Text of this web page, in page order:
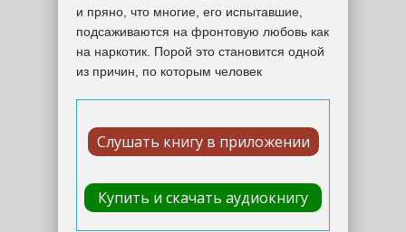
и пряно, что многие, его испытавшие,
подсаживаются на фронтовую любовь как
на наркотик. Порой это становится одной
из причин, по которым человек
Слушать книгу в приложении
Купить и скачать аудиокнигу